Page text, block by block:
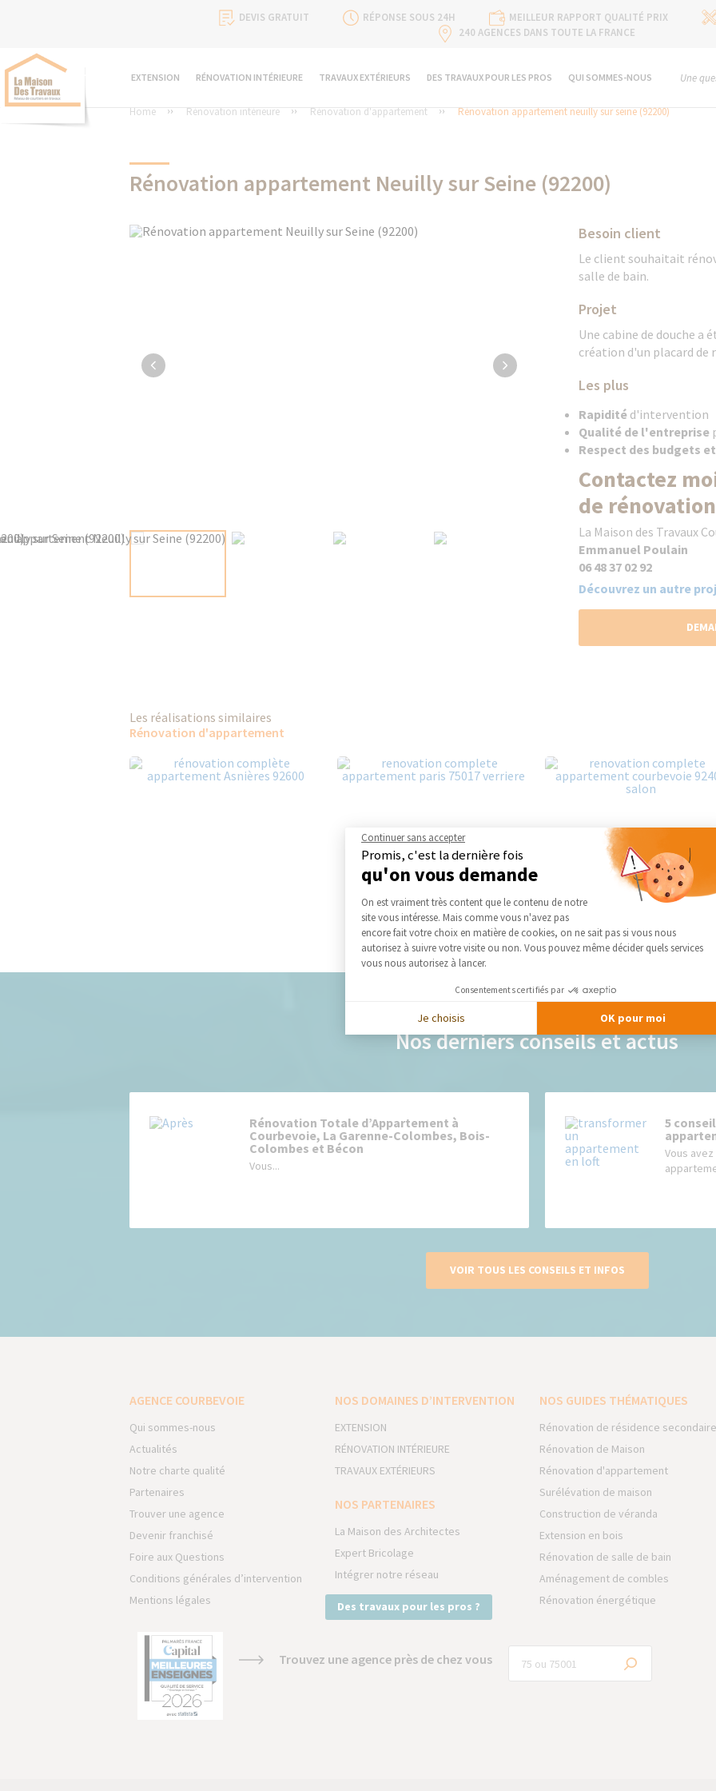
DEVIS GRATUIT RÉPONSE SOUS 24H MEILLEUR RAPPORT QUALITÉ PRIX
240 AGENCES DANS TOUTE LA FRANCE
EXTENSION RÉNOVATION INTÉRIEURE TRAVAUX EXTÉRIEURS DES TRAVAUX POUR LES PROS QUI SOMMES-NOUS Une
Home Rénovation intérieure Rénovation d'appartement Rénovation appartement neuilly sur seine (92200)
Rénovation appartement Neuilly sur Seine (92200)
Besoin client
Le client souhaitait
salle de bain.
Projet
Une cabine de douche a
création d'un placard de
Les plus
Rapidité d'intervention
Qualité de l'entreprise
Respect des budgets
Contactez
de
La Maison des Travaux
Emmanuel Poulain
06 48 37 02 92
Découvrez un autre
Les réalisations similaires
Rénovation d'appartement
Nos derniers conseils et actus
Rénovation Totale d’Appartement à
Courbevoie, La Garenne-Colombes, Bois-
Colombes et Bécon
Vous...
5
Vous
VOIR TOUS LES CONSEILS ET INFOS
AGENCE COURBEVOIE
Qui sommes-nous
Actualités
Notre charte qualité
Partenaires
Trouver une agence
Devenir franchisé
Foire aux Questions
Conditions générales d’intervention
Mentions légales
NOS DOMAINES D’INTERVENTION
EXTENSION
RÉNOVATION INTÉRIEURE
TRAVAUX EXTÉRIEURS
NOS PARTENAIRES
La Maison des Architectes
Expert Bricolage
Intégrer notre réseau
Des travaux pour les pros ?
NOS GUIDES THÉMATIQUES
Rénovation de résidence secondaire
Rénovation de Maison
Rénovation d'appartement
Surélévation de maison
Construction de véranda
Extension en bois
Rénovation de salle de bain
Aménagement de combles
Rénovation énergétique
Trouvez une agence près de chez vous
Continuer sans accepter
Promis, c'est la dernière fois
qu'on vous demande
Plateforme de Gestion du Consentement :
On est vraiment très content que le contenu de notre
site vous intéresse. Mais comme vous n'avez pas
encore fait votre choix en matière de cookies, on ne sait pas si vous nous
autorisez à suivre votre visite ou non. Vous pouvez même décider quels services
vous nous autorisez à lancer.
Consentements certifiés par
Je choisis OK pour moi
Axeptio consent